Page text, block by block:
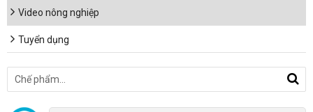
Video nông nghiệp
Tuyển dụng